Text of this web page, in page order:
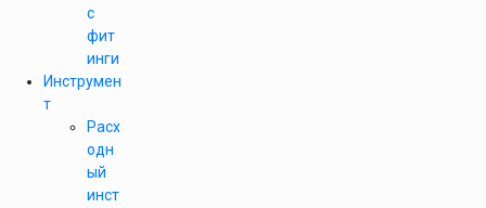
с
фит
инги
Инструмен
т
Расх
одн
ый
инст